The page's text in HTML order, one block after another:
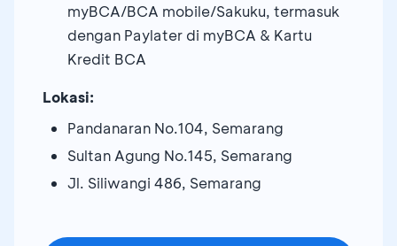
myBCA/BCA mobile/Sakuku, termasuk
dengan Paylater di myBCA & Kartu
Kredit BCA
Lokasi:
Pandanaran No.104, Semarang
Sultan Agung No.145, Semarang
Jl. Siliwangi 486, Semarang